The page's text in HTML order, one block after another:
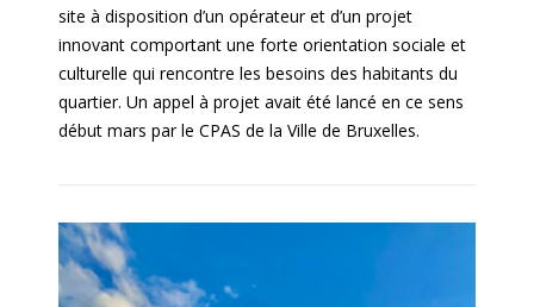
site à disposition d’un opérateur et d’un projet
innovant comportant une forte orientation sociale et
culturelle qui rencontre les besoins des habitants du
quartier. Un appel à projet avait été lancé en ce sens
début mars par le CPAS de la Ville de Bruxelles.